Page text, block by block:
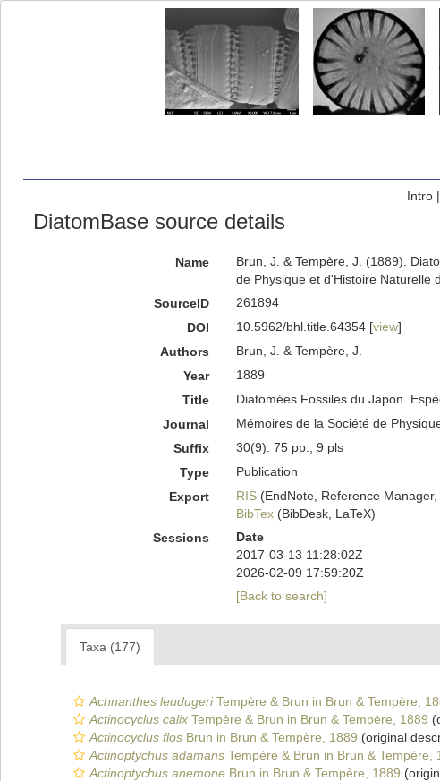
Intro|
DiatomBase source details
Name
Brun, J. & Tempère, J. (1889).
de Physique et d'Histoire Naturelle
SourceID
261894
DOI
10.5962/bhl.title.64354 [view]
Authors
Brun, J. & Tempère, J.
Year
1889
Title
Diatomées Fossiles du Japon.
Journal
Mémoires de la Société de
Suffix
30(9): 75 pp., 9 pls
Type
Publication
Export
RIS(EndNote, Reference Manager,
BibTex(BibDesk, LaTeX)
Sessions
Date
2017-03-13 11:28:02Z
2026-02-09 17:59:20Z
[Back to search]
Taxa (177)
Achnanthes leudugeriTempère & Brun in Brun & Tempère,
Actinocyclus calix Tempère & Brun in Brun & Tempère, 1889
Actinocyclus flos Brun in Brun & Tempère, 1889 (original
Actinoptychus adamans Tempère & Brun in Brun & Tempère,
Actinoptychus anemone Brun in Brun & Tempère, 1889